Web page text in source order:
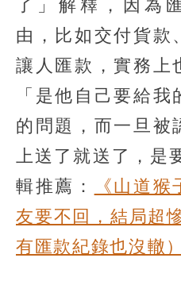
了」解釋，因為
由，比如交付貨款
讓人匯款，實務上
「是他自己要給
的問題，而一旦被
上送了就送了，是
輯推薦：
《山道
友要不回，結局超
有匯款紀錄也沒轍）